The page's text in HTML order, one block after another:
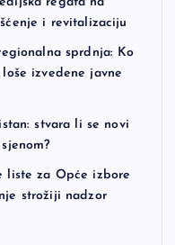
i revitalizaciju
sprdnja: Ko
izvedene javne
stvara li se novi
liste za Opće izbore
strožiji nadzor